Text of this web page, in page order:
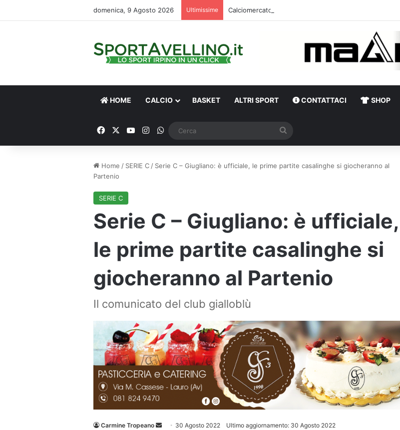
domenica, 9 Agosto 2026 Ultimissime
HOME CALCIO BASKET ALTRI SPORT CONTATTACI SHOP
FacebookYou TubeInstagram
WhatsApp
Home / SERIE C / Serie C – Giugliano: è ufficiale, le prime partite casalinghe si giocheranno al
Partenio
SERIE C
Serie C – Giugliano: è ufficiale,
le prime partite casalinghe si
giocheranno al Partenio
Il comunicato del club gialloblù
Carmine Tropeano
Invia 30 Agosto 2022
Ultimo aggiornamento: 30 Agosto 2022